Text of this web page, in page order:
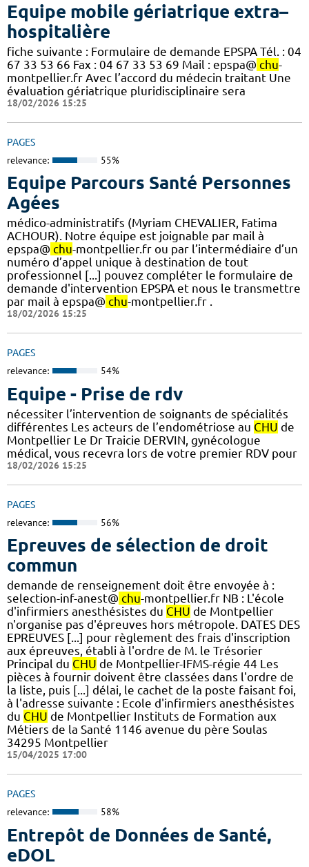
Equipe mobile gériatrique extra–
hospitalière
fiche suivante : Formulaire de demande EPSPA Tél. : 04
67 33 53 66 Fax : 04 67 33 53 69 Mail : epspa@ chu-
montpellier.fr Avec l’accord du médecin traitant Une
évaluation gériatrique pluridisciplinaire sera
18/02/2026 15:25
PAGES
relevance: 55%
Equipe Parcours Santé Personnes
Agées
médico-administratifs (Myriam CHEVALIER, Fatima
ACHOUR). Notre équipe est joignable par mail à
epspa@ chu-montpellier.fr ou par l’intermédiaire d’un
numéro d’appel unique à destination de tout
professionnel [...] pouvez compléter le formulaire de
demande d'intervention EPSPA et nous le transmettre
par mail à epspa@ chu-montpellier.fr .
18/02/2026 15:25
PAGES
relevance: 54%
Equipe - Prise de rdv
nécessiter l’intervention de soignants de spécialités
différentes Les acteurs de l’endométriose au CHU de
Montpellier Le Dr Traicie DERVIN, gynécologue
médical, vous recevra lors de votre premier RDV pour
18/02/2026 15:25
PAGES
relevance: 56%
Epreuves de sélection de droit
commun
demande de renseignement doit être envoyée à :
selection-inf-anest@ chu-montpellier.fr NB : L'école
d'infirmiers anesthésistes du CHU de Montpellier
n'organise pas d'épreuves hors métropole. DATES DES
EPREUVES [...] pour règlement des frais d'inscription
aux épreuves, établi à l'ordre de M. le Trésorier
Principal du CHU de Montpellier-IFMS-régie 44 Les
pièces à fournir doivent être classées dans l'ordre de
la liste, puis [...] délai, le cachet de la poste faisant foi,
à l'adresse suivante : Ecole d'infirmiers anesthésistes
du CHU de Montpellier Instituts de Formation aux
Métiers de la Santé 1146 avenue du père Soulas
34295 Montpellier
15/04/2025 17:00
PAGES
relevance: 58%
Entrepôt de Données de Santé,
eDOL